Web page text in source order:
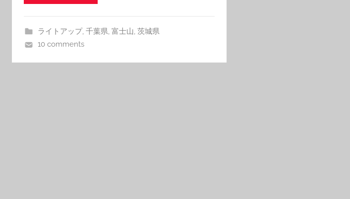
ライトアップ, 千葉県, 富士山, 茨城県
10 comments